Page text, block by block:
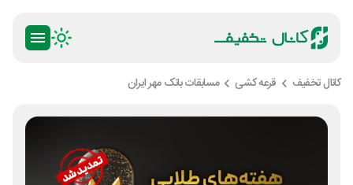
کانال تخفیف قرعه کشی مسابقات بانک مهر ایران